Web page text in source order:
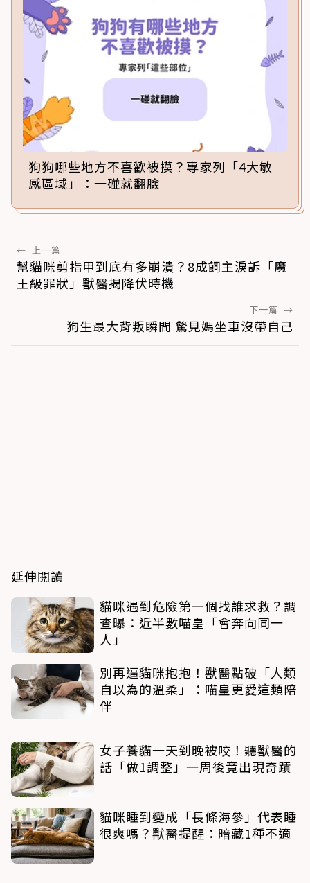
狗狗哪些地方不喜歡被摸？專家列「4大敏
感區域」：一碰就翻臉
← 上一篇
幫貓咪剪指甲到底有多崩潰？8成飼主淚訴「魔
王級罪狀」獸醫揭降伏時機
下一篇 →
狗生最大背叛瞬間 驚見媽坐車沒帶自己
延伸閱讀
貓咪遇到危險第一個找誰求救？調
查曝：近半數喵皇「會奔向同一
人」
別再逼貓咪抱抱！獸醫點破「人類
自以為的溫柔」：喵皇更愛這類陪
伴
女子養貓一天到晚被咬！聽獸醫的
話「做1調整」一周後竟出現奇蹟
貓咪睡到變成「長條海參」代表睡
很爽嗎？獸醫提醒：暗藏1種不適